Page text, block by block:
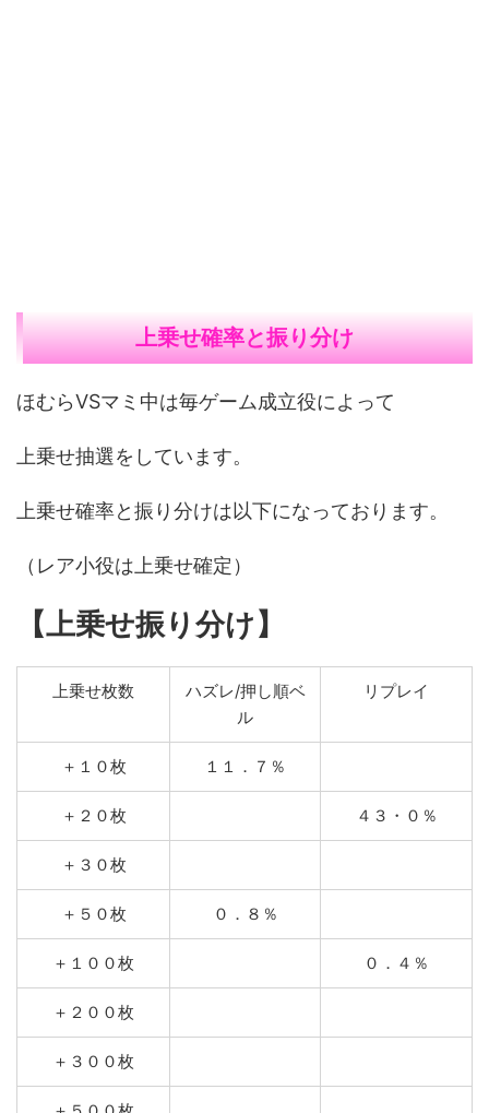
上乗せ確率と振り分け
ほむらVSマミ中は毎ゲーム成立役によって
上乗せ抽選をしています。
上乗せ確率と振り分けは以下になっております。
（レア小役は上乗せ確定）
【上乗せ振り分け】
上乗せ枚数
ハズレ/押し順ベ
ル
リプレイ
＋１０枚 １１．７％
＋２０枚 ４３・０％
＋３０枚
＋５０枚 ０．８％
＋１００枚 ０．４％
＋２００枚
＋３００枚